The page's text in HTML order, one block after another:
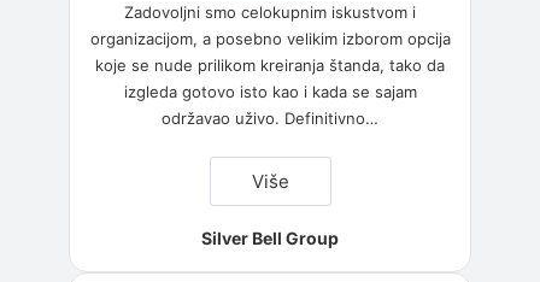
Zadovoljni smo celokupnim iskustvom i
organizacijom, a posebno velikim izborom opcija
koje se nude prilikom kreiranja štanda, tako da
izgleda gotovo isto kao i kada se sajam
održavao uživo. Definitivno…
Više“Silver
Bell
Group”
Silver Bell Group